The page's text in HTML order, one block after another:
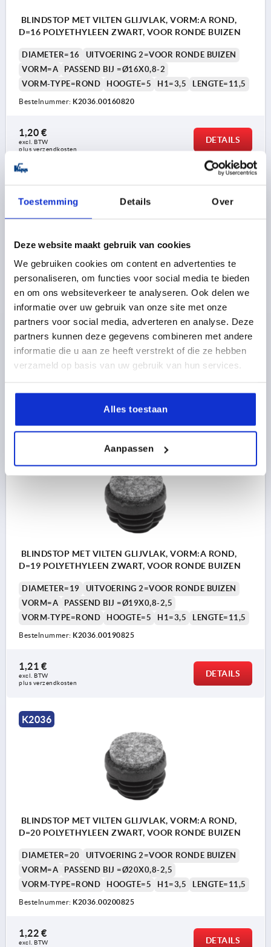
Toestemming Details Over
Deze website maakt gebruik van cookies
We gebruiken cookies om content en advertenties te
personaliseren, om functies voor social media te bieden
en om ons websiteverkeer te analyseren. Ook delen we
informatie over uw gebruik van onze site met onze
partners voor social media, adverteren en analyse. Deze
partners kunnen deze gegevens combineren met andere
informatie die u aan ze heeft verstrekt of die ze hebben
verzameld op basis van uw gebruik van hun services.
Alles toestaan
Aanpassen
BLINDSTOP MET VILTEN GLIJVLAK, VORM:A ROND,
D=16 POLYETHYLEEN ZWART, VOOR RONDE BUIZEN
DIAMETER=16
UITVOERING 2=VOOR RONDE BUIZEN
VORM=A
PASSEND BIJ =Ø16X0,8-2
VORM-TYPE=ROND
HOOGTE=5 H1=3,5 LENGTE=11,5
Bestelnummer: K2036.00160820
1,20 €
excl. BTW
plus verzendkosten
DETAILS
D=18 POLYETHYLEEN ZWART, VOOR RONDE BUIZEN
DIAMETER=18
UITVOERING 2=VOOR RONDE BUIZEN
VORM=A
PASSEND BIJ =Ø18X0,8-2,5
VORM-TYPE=ROND
HOOGTE=5 H1=3,5 LENGTE=11,5
Bestelnummer: K2036.00180825
BLINDSTOP MET VILTEN GLIJVLAK, VORM:A ROND,
D=19 POLYETHYLEEN ZWART, VOOR RONDE BUIZEN
DIAMETER=19
UITVOERING 2=VOOR RONDE BUIZEN
VORM=A
PASSEND BIJ =Ø19X0,8-2,5
VORM-TYPE=ROND
HOOGTE=5 H1=3,5 LENGTE=11,5
Bestelnummer: K2036.00190825
1,21 €
excl. BTW
plus verzendkosten
DETAILS
K2036
BLINDSTOP MET VILTEN GLIJVLAK, VORM:A ROND,
D=20 POLYETHYLEEN ZWART, VOOR RONDE BUIZEN
DIAMETER=20
UITVOERING 2=VOOR RONDE BUIZEN
VORM=A
PASSEND BIJ =Ø20X0,8-2,5
VORM-TYPE=ROND
HOOGTE=5 H1=3,5 LENGTE=11,5
Bestelnummer: K2036.00200825
1,22 €
excl. BTW
DETAILS